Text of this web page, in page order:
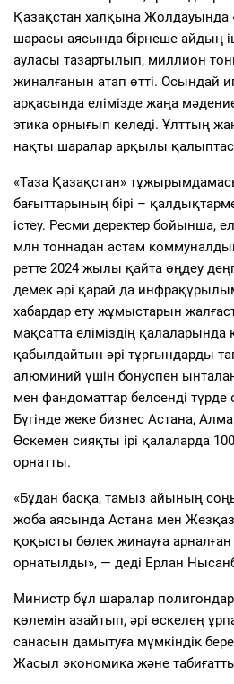
Қазақстан халқына Жолдауында
шарасы аясында бірнеше айдың
ауласы тазартылып, миллион
жиналғанын атап өтті. Осындай
арқасында елімізде жаңа
этика орнығып келеді. Ұлттың
нақты шаралар арқылы
«Таза Қазақстан»
бағыттарының бірі –
істеу. Ресми деректер бойынша,
млн тоннадан астам
ретте 2024 жылы қайта өңдеу
демек әрі қарай да
хабардар ету жұмыстарын
мақсатта еліміздің қалаларында
қабылдайтын әрі тұрғындарды
алюминий үшін бонуспен
мен фандоматтар белсенді
Бүгінде жеке бизнес Астана,
Өскемен сияқты ірі қалаларда
орнатты.
«Бұдан басқа, тамыз айының
жоба аясында Астана мен
қоқысты бөлек жинауға
орнатылды», — деді Ерлан
Министр бұл шаралар
көлемін азайтып, әрі өскелең
санасын дамытуға мүмкіндік
Жасыл экономика және